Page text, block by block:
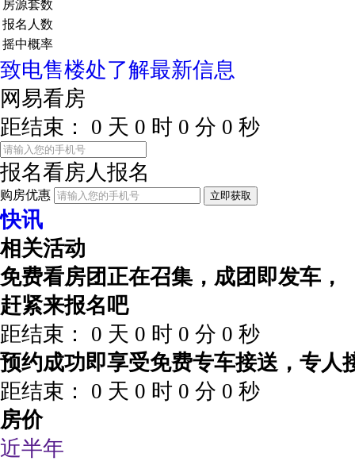
房源套数
报名人数
摇中概率
致电售楼处了解最新信息
网易看房
距结束：
0 天 0 时 0 分 0 秒
报名看房人报名
购房优惠 立即获取
快讯
相关活动
免费看房团正在召集，成团即发车，
赶紧来报名吧
距结束：
0 天 0 时 0 分 0 秒
预约成功即享受免费专车接送，专人
距结束：
0 天 0 时 0 分 0 秒
房价
近半年